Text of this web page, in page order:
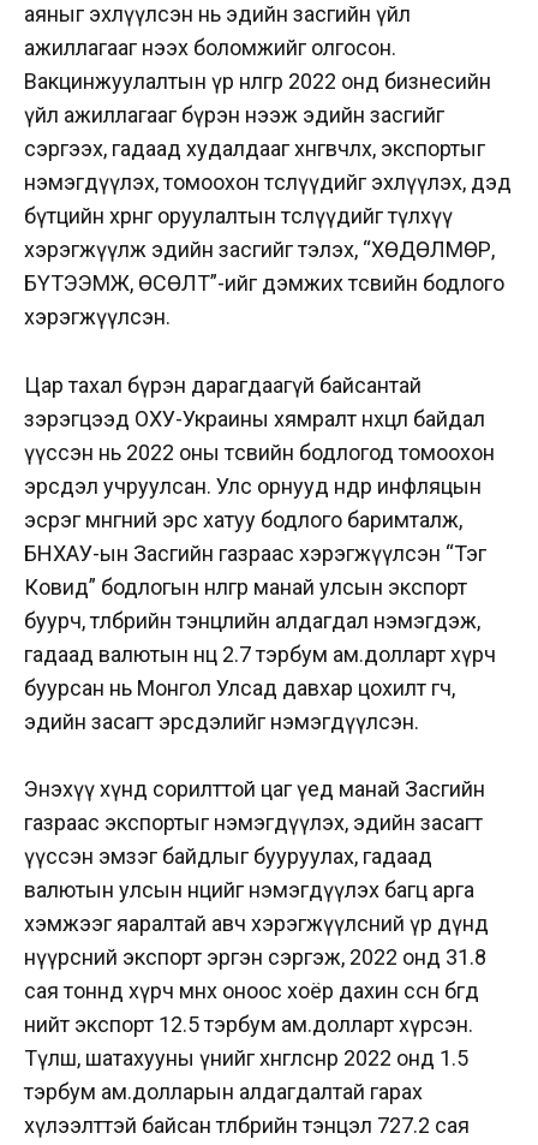
аяныг эхлүүлсэн нь эдийн засгийн үйл
ажиллагааг нээх боломжийг олгосон.
Вакцинжуулалтын үр нөлөөгөөр 2022 онд бизнесийн
үйл ажиллагааг бүрэн нээж эдийн засгийг
сэргээх, гадаад худалдааг хөнгөвчлөх, экспортыг
нэмэгдүүлэх, томоохон төслүүдийг эхлүүлэх, дэд
бүтцийн хөрөнгө оруулалтын төслүүдийг түлхүү
хэрэгжүүлж эдийн засгийг тэлэх, “ХӨДӨЛМӨР,
БҮТЭЭМЖ, ӨСӨЛТ”-ийг дэмжих төсвийн бодлого
хэрэгжүүлсэн.
Цар тахал бүрэн дарагдаагүй байсантай
зэрэгцээд ОХУ-Украины хямралт нөхцөл байдал
үүссэн нь 2022 оны төсвийн бодлогод томоохон
эрсдэл учруулсан. Улс орнууд өндөр инфляцын
эсрэг мөнгөний эрс хатуу бодлого баримталж,
БНХАУ-ын Засгийн газраас хэрэгжүүлсэн “Тэг
Ковид” бодлогын нөлөөгөөр манай улсын экспорт
буурч, төлбөрийн тэнцлийн алдагдал нэмэгдэж,
гадаад валютын нөөц 2.7 тэрбум ам.долларт хүрч
буурсан нь Монгол Улсад давхар цохилт өгч,
эдийн засагт эрсдэлийг нэмэгдүүлсэн.
Энэхүү хүнд сорилттой цаг үед манай Засгийн
газраас экспортыг нэмэгдүүлэх, эдийн засагт
үүссэн эмзэг байдлыг бууруулах, гадаад
валютын улсын нөөцийг нэмэгдүүлэх багц арга
хэмжээг яаралтай авч хэрэгжүүлсний үр дүнд
нүүрсний экспорт эргэн сэргэж, 2022 онд 31.8
сая тоннд хүрч өмнөх оноос хоёр дахин өссөн бөгөөд
нийт экспорт 12.5 тэрбум ам.долларт хүрсэн.
Түлш, шатахууны үнийг хөнгөлснөөр 2022 онд 1.5
тэрбум ам.долларын алдагдалтай гарах
хүлээлттэй байсан төлбөрийн тэнцэл 727.2 сая